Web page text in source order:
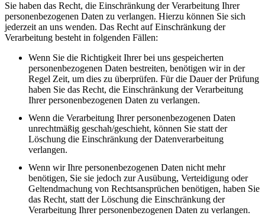
Sie haben das Recht, die Einschränkung der Verarbeitung Ihrer
personenbezogenen Daten zu verlangen. Hierzu können Sie sich
jederzeit an uns wenden. Das Recht auf Einschränkung der
Verarbeitung besteht in folgenden Fällen:
Wenn Sie die Richtigkeit Ihrer bei uns gespeicherten
personenbezogenen Daten bestreiten, benötigen wir in der
Regel Zeit, um dies zu überprüfen. Für die Dauer der Prüfung
haben Sie das Recht, die Einschränkung der Verarbeitung
Ihrer personenbezogenen Daten zu verlangen.
Wenn die Verarbeitung Ihrer personenbezogenen Daten
unrechtmäßig geschah/geschieht, können Sie statt der
Löschung die Einschränkung der Datenverarbeitung
verlangen.
Wenn wir Ihre personenbezogenen Daten nicht mehr
benötigen, Sie sie jedoch zur Ausübung, Verteidigung oder
Geltendmachung von Rechtsansprüchen benötigen, haben Sie
das Recht, statt der Löschung die Einschränkung der
Verarbeitung Ihrer personenbezogenen Daten zu verlangen.